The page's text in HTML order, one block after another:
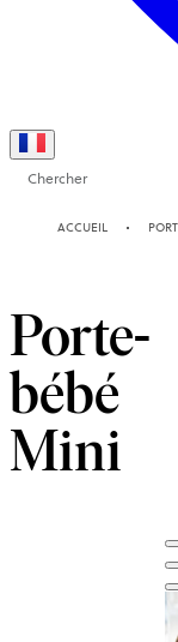
Chercher
ACCUEIL
Porte-
bébé
Mini